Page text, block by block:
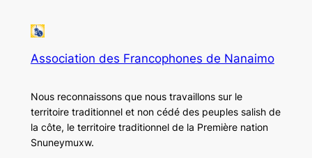
Association des Francophones de Nanaimo
Nous reconnaissons que nous travaillons sur le
territoire traditionnel et non cédé des peuples salish de
la côte, le territoire traditionnel de la Première nation
Snuneymuxw.